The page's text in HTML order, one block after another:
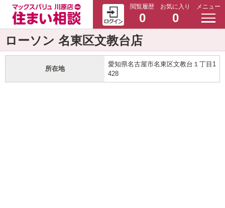
閲覧履歴
0
お気に入り
0
メニュー
ローソン 名東区文教台店
所在地
愛知県名古屋市名東区文教台１丁目1
428